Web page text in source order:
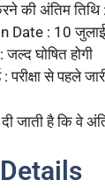
की अंतिम
Date : 10
: जल्द घोषित होगी
परीक्षा से पहले
दी जाती है कि